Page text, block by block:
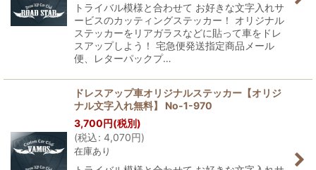
トライバル模様と合わせて お好きな文字入れサ
ービスのカッティングステッカー！ オリジナル
ステッカーをリアガラスなどに貼って車をドレ
スアップしよう！ 宅急便発送指定商品メール
便、レターパックプ…
ドレスアップ車オリジナルステッカー【オリジ
ナル文字入れ無料】 No-1-970
3,700円(税別)
(税込: 4,070円)
在庫あり